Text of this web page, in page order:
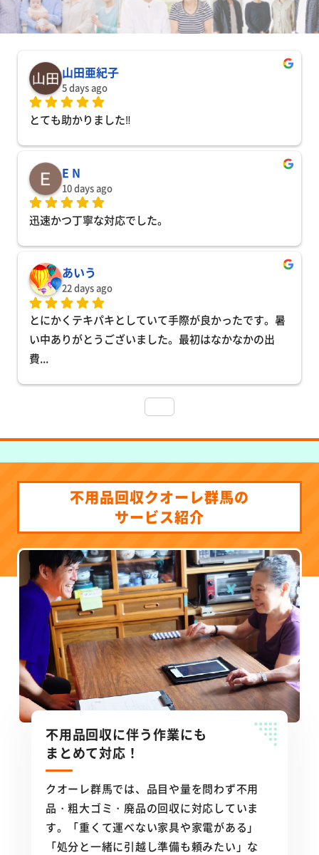
山田亜紀子
5 days ago
とても助かりました‼️
E N
10 days ago
迅速かつ丁寧な対応でした。
あいう
22 days ago
とにかくテキパキとしていて手際が良かったです。暑
い中ありがとうございました。最初はなかなかの出
費...
不用品回収クオーレ群馬の
サービス紹介
不用品回収に伴う作業にも
まとめて対応！
クオーレ群馬では、品目や量を問わず不用
品・粗大ゴミ・廃品の回収に対応していま
す。「重くて運べない家具や家電がある」
「処分と一緒に引越し準備も頼みたい」な